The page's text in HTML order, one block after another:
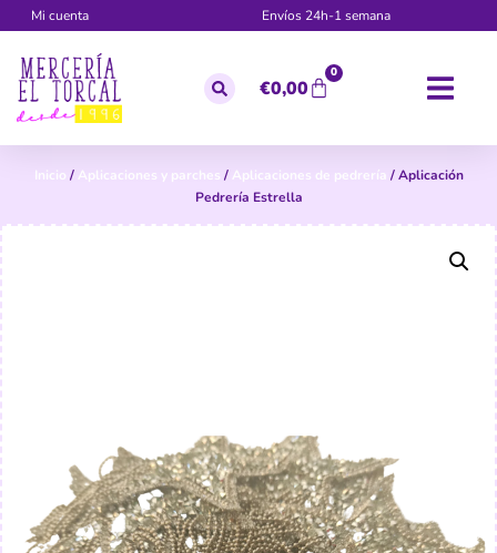
Mi cuenta Envíos 24h-1 semana
€0,00
0
Inicio / Aplicaciones y parches / Aplicaciones de pedrería / Aplicación
Pedrería Estrella